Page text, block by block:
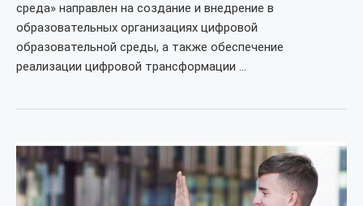
среда» направлен на создание и внедрение в
образовательных организациях цифровой
образовательной среды, а также обеспечение
реализации цифровой трансформации …